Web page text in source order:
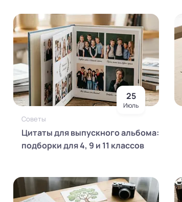
25
Июль
Советы
Цитаты для выпускного альбома:
подборки для 4, 9 и 11 классов